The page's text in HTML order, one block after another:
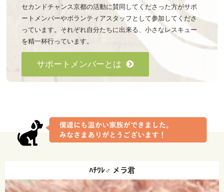
セカンドチャンス京都の活動に賛同してくださった方がサポ
ートメンバーやボランティアスタッフとして参加してくださ
っています。それぞれ自分たちに出来る、小さなレスキュー
を精一杯行っています。
サポートメンバーとは
ﾊﾁﾜﾚ♂ メラ君